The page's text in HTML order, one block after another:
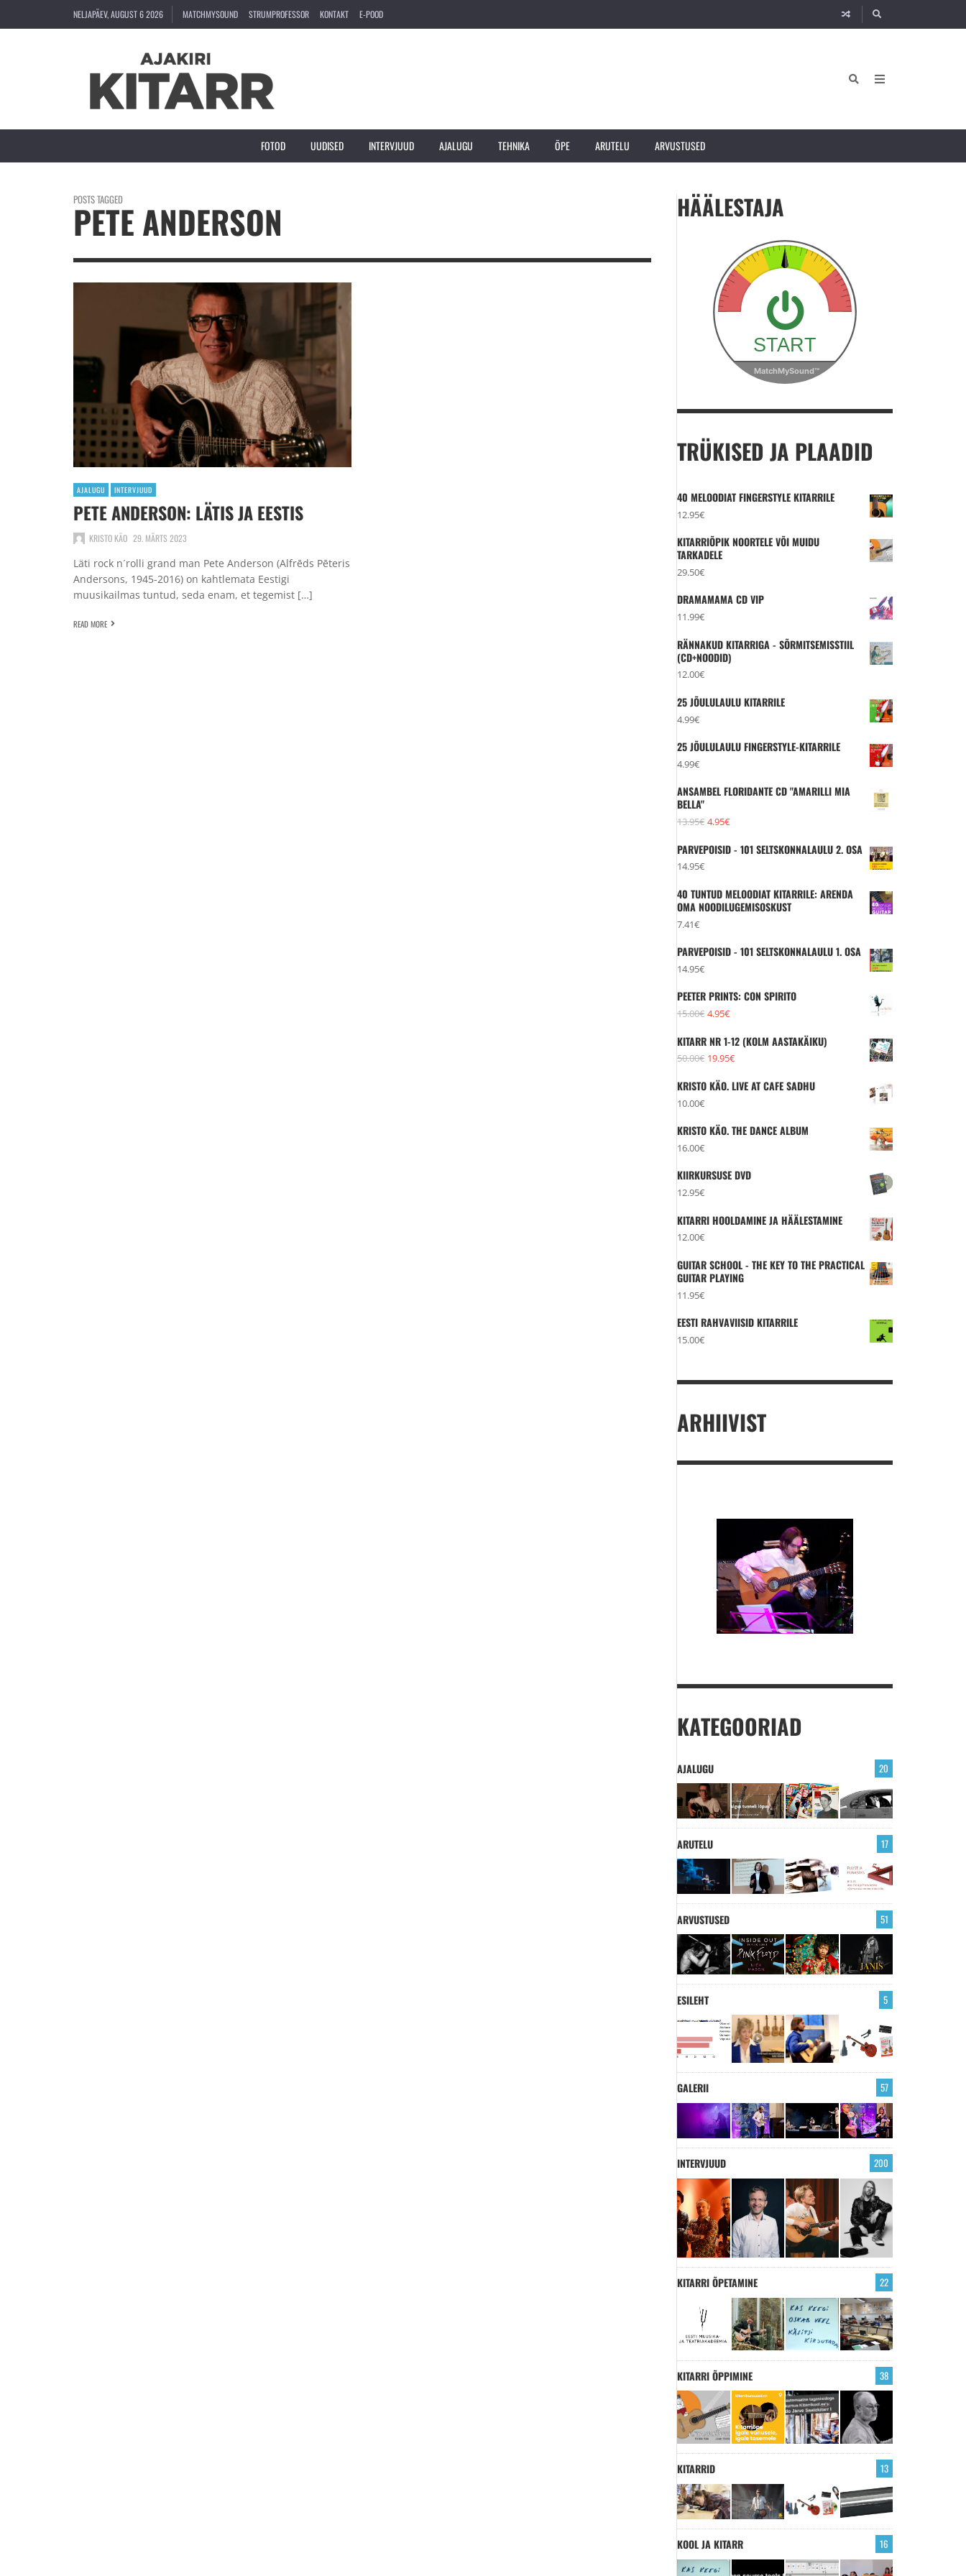
NELJAPÄEV, AUGUST 6 2026 MATCHMYSOUND STRUMPROFESSOR KONTAKT E-POOD
FOTOD UUDISED INTERVJUUD AJALUGU TEHNIKA ÕPE ARUTELU ARVUSTUSED
POSTS TAGGED
PETE ANDERSON
AJALUGU INTERVJUUD
PETE ANDERSON: LÄTIS JA EESTIS
KRISTO KÄO 29. MÄRTS 2023
Läti rock n´rolli grand man Pete Anderson (Alfrēds Pēteris
Andersons, 1945-2016) on kahtlemata Eestigi
muusikailmas tuntud, seda enam, et tegemist […]
READ MORE
HÄÄLESTAJA
TRÜKISED JA PLAADID
40 MELOODIAT FINGERSTYLE KITARRILE
12.95€
KITARRIÕPIK NOORTELE VÕI MUIDU
TARKADELE
29.50€
DRAMAMAMA CD VIP
11.99€
RÄNNAKUD KITARRIGA - SÕRMITSEMISSTIIL
(CD+NOODID)
12.00€
25 JÕULULAULU KITARRILE
4.99€
25 JÕULULAULU FINGERSTYLE-KITARRILE
4.99€
ANSAMBEL FLORIDANTE CD "AMARILLI MIA
BELLA"
13.95€ Algne
oli:
4.95€Praegune
on:
PARVEPOISID - 101 SELTSKONNALAULU 2. OSA
14.95€
40 TUNTUD MELOODIAT KITARRILE: ARENDA
OMA NOODILUGEMISOSKUST
7.41€
PARVEPOISID - 101 SELTSKONNALAULU 1. OSA
14.95€
PEETER PRINTS: CON SPIRITO
15.00€ Algne
oli:
15.00€.
4.95€Praegune
on:
4.95€.
KITARR NR 1-12 (KOLM AASTAKÄIKU)
50.00€ Algne
oli:
19.95€Praegune
on:
KRISTO KÄO. LIVE AT CAFE SADHU
10.00€
KRISTO KÄO. THE DANCE ALBUM
16.00€
KIIRKURSUSE DVD
12.95€
KITARRI HOOLDAMINE JA HÄÄLESTAMINE
12.00€
GUITAR SCHOOL - THE KEY TO THE PRACTICAL
GUITAR PLAYING
11.95€
EESTI RAHVAVIISID KITARRILE
15.00€
ARHIIVIST
KATEGOORIAD
AJALUGU 20
ARUTELU 17
ARVUSTUSED 51
ESILEHT 5
GALERII 57
INTERVJUUD 200
KITARRI ÕPETAMINE 22
KITARRI ÕPPIMINE 38
KITARRID 13
KOOL JA KITARR 16